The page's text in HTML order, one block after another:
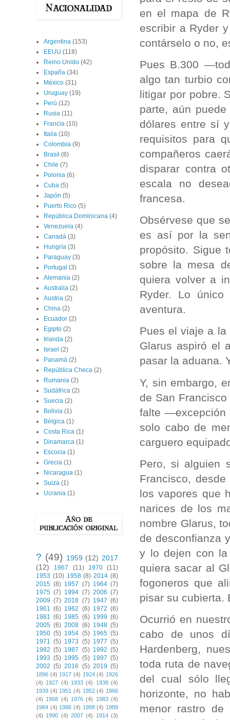
en el mapa de
escribir a Ryder
contárselo o no,
Pues B.300
algo tan turbio
litigar por pobre.
parte, aún
dólares entre sí
requisitos para
compañeros
disparar contra
escala no
francesa.
Obsérvese que
es así por la
propósito. Sigue
sobre la mesa
quiera volver a
Ryder. Lo
aventura.
Pues el viaje a
Glarus aspiró el
pasar la aduana.
Y, sin embargo,
de San
falte —excepción
solo cabo de
carguero
Pero, si alguien
Francisco,
los vapores que
narices de los
nombre Glarus,
de desconfianza
y lo dejen con la
quiera sacar al
fogoneros que
pisar su cubierta.
Ocurrió en
cabo de unos
Hardenberg,
toda ruta de
del cual sólo
horizonte, no
menor rastro
Argentina (153)
EEUU (118)
Reino Unido (42)
España (34)
México (31)
Uruguay (19)
Perú (12)
Rusia (11)
Francia (10)
Italia (10)
Colombia (9)
Brasil (8)
Chile (7)
Polonia (6)
Cuba (5)
Japón (5)
Puerto Rico (5)
República Dominicana (4)
Venezuela (4)
Canadá (3)
Hungría (3)
Paraguay (3)
Portugal (3)
Alemania (2)
Australia (2)
Austria (2)
China (2)
Ecuador (2)
Egipto (2)
Irlanda (2)
Israel (2)
Panamá (2)
República Checa (2)
Rumania (2)
Sudáfrica (2)
Suecia (2)
Bolivia (1)
Bélgica (1)
Costa Rica (1)
Dinamarca (1)
Escocia (1)
Grecia (1)
Nicaragua (1)
Suiza (1)
Ucrania (1)
? (49) 1959 (12) 2017
(12)
1967 (11) 1970 (11)
1953 (10) 1958 (8) 2014 (8)
2015 (8) 1957 (7) 1964 (7)
1975 (7) 1994 (7) 2006 (7)
2009 (7) 2018 (7) 1947 (6)
1961 (6) 1962 (6) 1972 (6)
1981 (6) 1985 (6) 1999 (6)
2005 (6) 2008 (6) 1948 (5)
1950 (5) 1954 (5) 1965 (5)
1971 (5) 1973 (5) 1977 (5)
1982 (5) 1987 (5) 1992 (5)
1993 (5) 1995 (5) 1997 (5)
2002 (5) 2016 (5) 2019 (5)
1896 (4) 1917 (4) 1924 (4) 1926
(4) 1927 (4) 1933 (4) 1938 (4)
1939 (4) 1951 (4) 1952 (4) 1966
(4) 1968 (4) 1976 (4) 1983 (4)
1984 (4) 1986 (4) 1988 (4) 1989
(4) 1990 (4) 2007 (4) 1914 (3)